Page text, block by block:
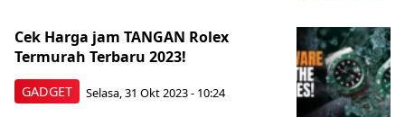
GADGET
Cek Harga jam TANGAN Rolex
Termurah Terbaru 2023!
Selasa, 31 Okt 2023 - 10:24